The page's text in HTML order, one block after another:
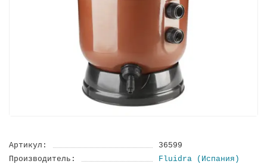
Артикул:
36599
Производитель:
Fluidra (Испания)